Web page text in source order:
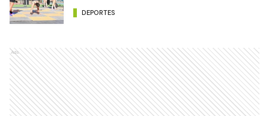
DEPORTES
Ads